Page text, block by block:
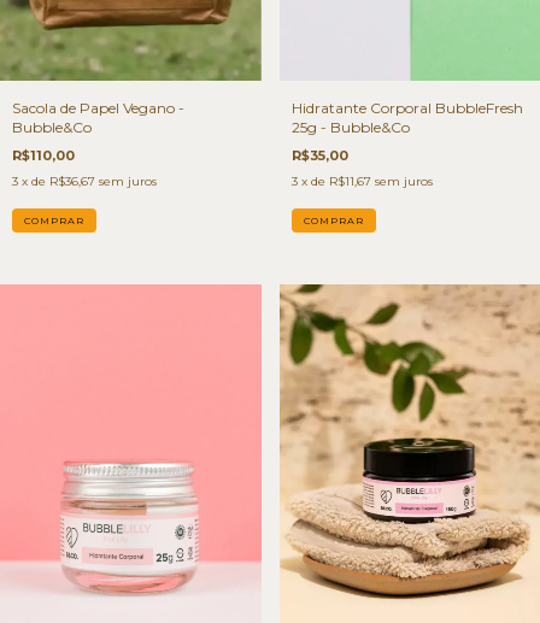
Sacola de Papel Vegano -
Bubble&Co
R$110,00
3 x de R$36,67 sem juros
Hidratante Corporal BubbleFresh
25g - Bubble&Co
R$35,00
3 x de R$11,67 sem juros